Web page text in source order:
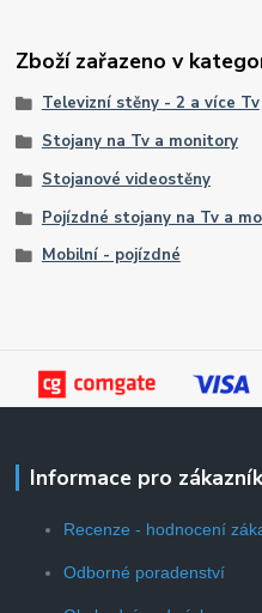
Zboží zařazeno v
Televizní stěny - 2 a více Tv
Stojany na Tv a monitory
Stojanové videostěny
Pojízdné stojany na Tv a
Mobilní - pojízdné
Informace pro
Recenze - hodnocení
Odborné poradenství